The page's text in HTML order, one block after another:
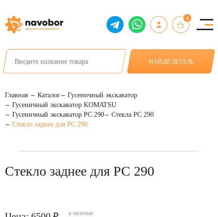
0
НАЙДИ ДЕТАЛЬ
Главная Каталог
Гусеничный экскаватор
Гусеничный экскаватор KOMATSU
Гусеничный экскаватор PC 290
Стекла PC 290
Стекло заднее для PC 290
Стекло заднее для PC 290
в наличии